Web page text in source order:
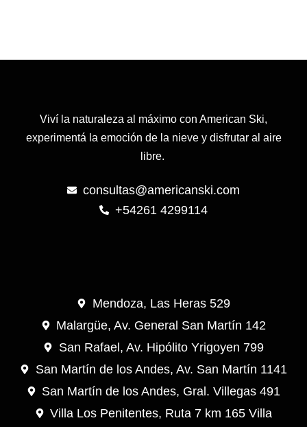
Viví la naturaleza al máximo con American Ski,
experimentá la emoción de la nieve y disfrutar al aire
libre.
consultas@americanski.com
+54261 4299114
Mendoza, Las Heras 529
Malargüe, Av. General San Martín 142
San Rafael, Av. Hipólito Yrigoyen 799
San Martín de los Andes, Av. San Martín 1141
San Martín de los Andes, Gral. Villegas 491
Villa Los Penitentes, Ruta 7 km 165 Villa